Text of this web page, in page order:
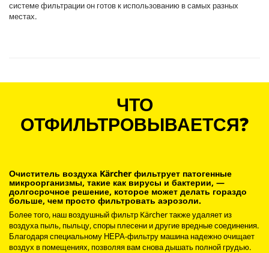
системе фильтрации он готов к использованию в самых разных
местах.
ЧТО
ОТФИЛЬТРОВЫВАЕТСЯ?
Очиститель воздуха Kärcher фильтрует патогенные
микроорганизмы, такие как вирусы и бактерии, —
долгосрочное решение, которое может делать гораздо
больше, чем просто фильтровать аэрозоли.
Более того, наш воздушный фильтр Kärcher также удаляет из
воздуха пыль, пыльцу, споры плесени и другие вредные соединения.
Благодаря специальному НЕРА-фильтру машина надежно очищает
воздух в помещениях, позволяя вам снова дышать полной грудью.